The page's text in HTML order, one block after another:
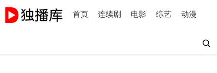
首页 连续剧 电影 综艺 动漫